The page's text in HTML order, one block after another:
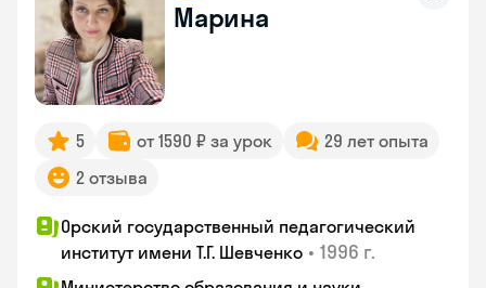
Марина
5 от 1590 ₽ за урок
29 лет опыта
2 отзыва
Орский государственный педагогический
институт имени Т.Г. Шевченко • 1996 г.